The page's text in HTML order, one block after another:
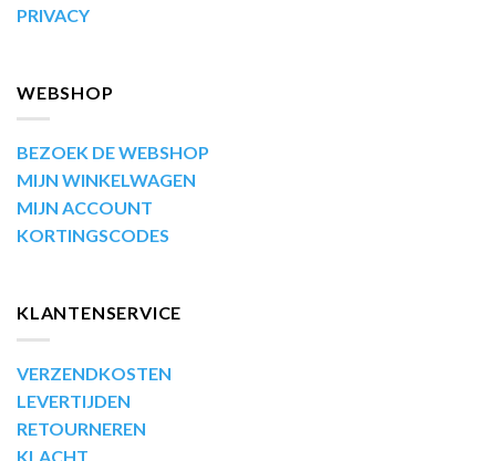
PRIVACY
WEBSHOP
BEZOEK DE WEBSHOP
MIJN WINKELWAGEN
MIJN ACCOUNT
KORTINGSCODES
KLANTENSERVICE
VERZENDKOSTEN
LEVERTIJDEN
RETOURNEREN
KLACHT